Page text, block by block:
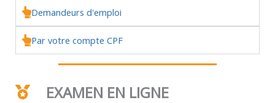
Demandeurs d'emploi
Par votre compte CPF
EXAMEN EN LIGNE